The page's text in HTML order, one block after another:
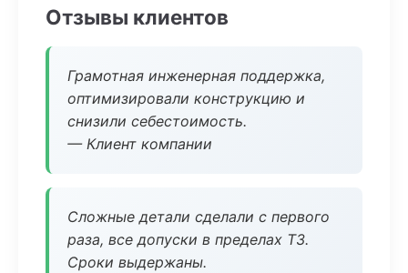
Отзывы клиентов
Грамотная инженерная поддержка,
оптимизировали конструкцию и
снизили себестоимость.
— Клиент компании
Сложные детали сделали с первого
раза, все допуски в пределах ТЗ.
Сроки выдержаны.